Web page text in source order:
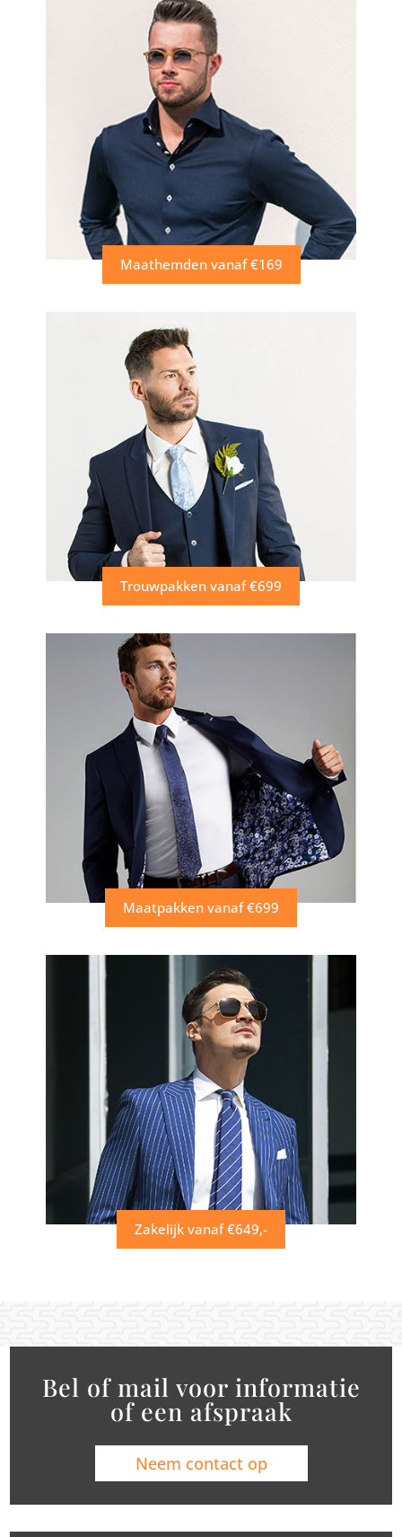
Maathemden vanaf €169
Trouwpakken vanaf €699
Maatpakken vanaf €699
Zakelijk vanaf €649,-
Bel of mail voor informatie
of een afspraak
Neem contact op